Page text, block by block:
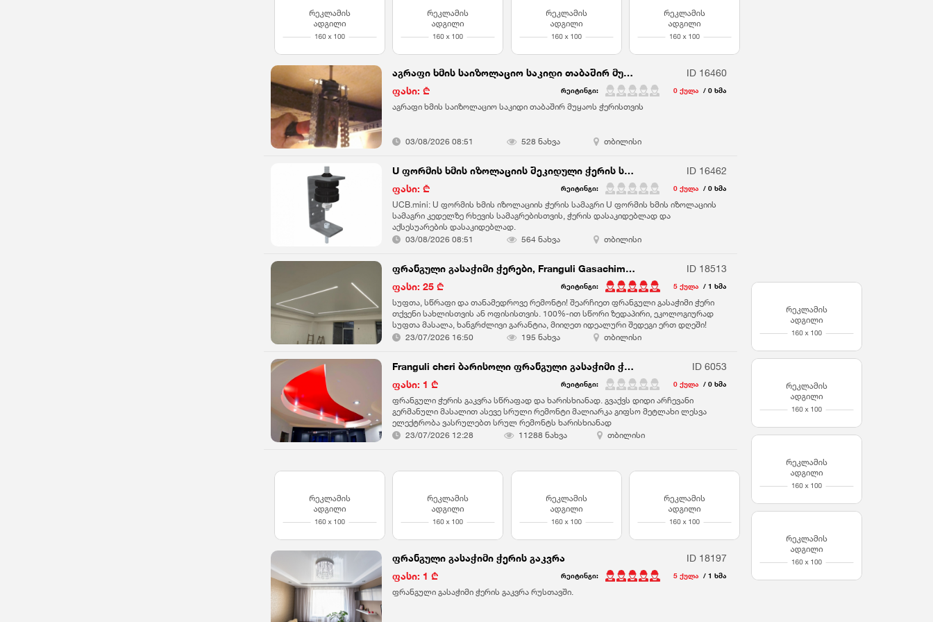
აგრაფი ხმის საიზოლაციო საკიდი თაბაშირ მუყაოს ჭერისთვის
ID 16460
ფასი: ₾
რეიტინგი: 0 ქულა / 0 ხმა
აგრაფი ხმის საიზოლაციო საკიდი თაბაშირ მუყაოს ჭერისთვის
03/08/2026 08:51 528 ნახვა თბილისი
U ფორმის ხმის იზოლაციის შეკიდული ჭერის სამაგრი აგრაფი ამსტრონგის
ID 16462
ფასი: ₾
რეიტინგი: 0 ქულა / 0 ხმა
UCB.mini: U ფორმის ხმის იზოლაციის ჭერის სამაგრი U ფორმის ხმის იზოლაციის
სამაგრი კედელზე რხევის სამაგრებისთვის, ჭერის დასაკიდებლად და
აქსესუარების დასაკიდებლად.
03/08/2026 08:51
564 ნახვა თბილისი
ფრანგული გასაჭიმი ჭერები, Franguli Gasachimi Cherebi
ID 18513
ფასი: 25 ₾
რეიტინგი: 5 ქულა / 1 ხმა
სუფთა, სწრაფი და თანამედროვე რემონტი! შეარჩიეთ ფრანგული გასაჭიმი ჭერი
თქვენი სახლისთვის ან ოფისისთვის. 100%-ით სწორი ზედაპირი, ეკოლოგიურად
სუფთა მასალა, ხანგრძლივი გარანტია, მიიღეთ იდეალური შედეგი ერთ დღეში!
უფასო კონსულტაციისთვის მოგვწერეთ ან დაგვირეკეთ
23/07/2026 16:50 195 ნახვა თბილისი
Franguli cheri ბარისოლი ფრანგული გასაჭიმი ჭერი გაჭიმული ჭერი gachimuli cheri Remonti franguli cheri Barisoli barisoli gasachimi cheri
ID 6053
ფასი: 1 ₾
რეიტინგი: 0 ქულა / 0 ხმა
ფრანგული ჭერის გაკვრა სწრაფად და ხარისხიანად. გვაქვს დიდი არჩევანი
გერმანული მასალით ასევე სრული რემონტი მალიარკა გიფსო მეტლახი ლესვა
ელექტრობა ვასრულებთ სრულ რემონტს ხარისხიანად
23/07/2026 12:28
11288 ნახვა თბილისი
ფრანგული გასაჭიმი ჭერის გაკვრა
ID 18197
ფასი: 1 ₾
რეიტინგი: 5 ქულა / 1 ხმა
ფრანგული გასაჭიმი ჭერის გაკვრა რუსთავში.